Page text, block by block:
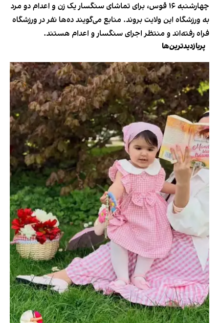
چهارشنبه ۱۶ قوس، برای تماشای سنگسار یک زن و اعدام دو مرد
به ورزشگاه این ولایت بروند. منابع می‌گویند ده‌ها نفر در ورزشگاه
فراه رفته‌اند و منتظر اجرای سنگسار و اعدام هستند.
پربازدیدترین‌ها